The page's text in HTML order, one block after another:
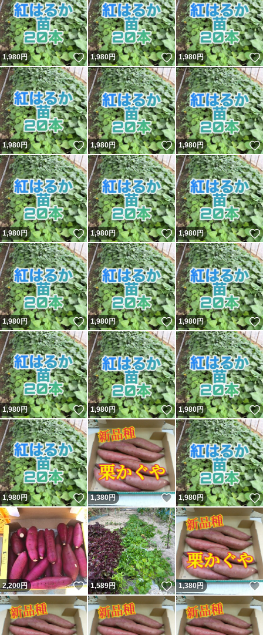
1,980円 いいね！
1,980円 いいね！
1,980円
1,980円 いいね！
1,980円 いいね！
1,980円
1,980円 いいね！
1,980円 いいね！
1,980円
1,980円 いいね！
1,980円 いいね！
1,980円
1,980円 いいね！
1,980円 いいね！
1,980円
1,980円 いいね！
1,380円 いいね！
1,980円
2,200円 いいね！
1,589円 いいね！
1,380円